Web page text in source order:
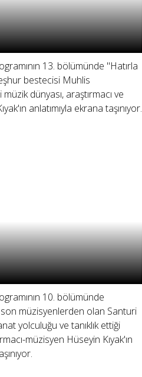
13. bölümünde "Hatırla
bestecisi Muhlis
dünyası, araştırmacı ve
anlatımıyla ekrana taşınıyor.
10. bölümünde
müzisyenlerden olan Santuri
yolculuğu ve tanıklık ettiği
müzisyen Hüseyin Kıyak'ın